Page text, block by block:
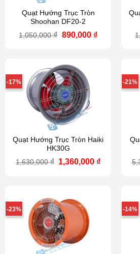
Quạt Hướng Trục Tròn
Shoohan DF20-2
1,050,000₫ Giá
890,000 ₫Giá
-17%
Quạt Hướng Trục Tròn Haiki
HK30G
1,630,000₫ Giá
1,360,000 ₫Giá
-21%
-23% -14%